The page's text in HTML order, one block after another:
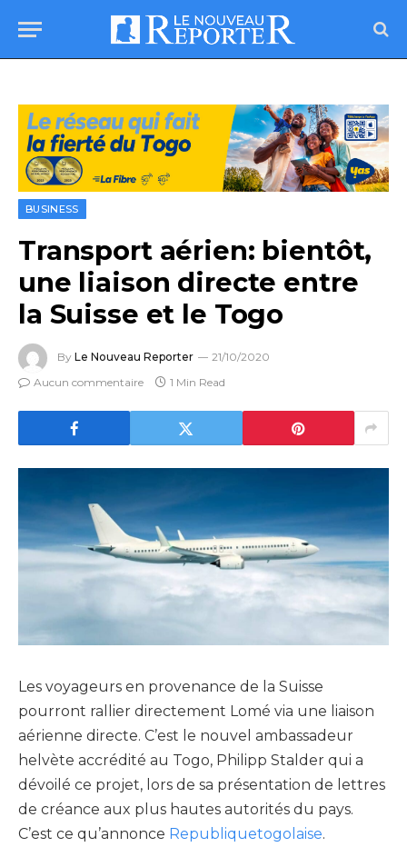
BUSINESS
Transport aérien: bientôt,
une liaison directe entre
la Suisse et le Togo
By Le Nouveau Reporter
21/10/2020
Aucun commentaire
1 Min Read
Les voyageurs en provenance de la Suisse
pourront rallier directement Lomé via une liaison
aérienne directe. C’est le nouvel ambassadeur
helvète accrédité au Togo, Philipp Stalder qui a
dévoilé ce projet, lors de sa présentation de lettres
de créance aux plus hautes autorités du pays.
C’est ce qu’annonce Republiquetogolaise.